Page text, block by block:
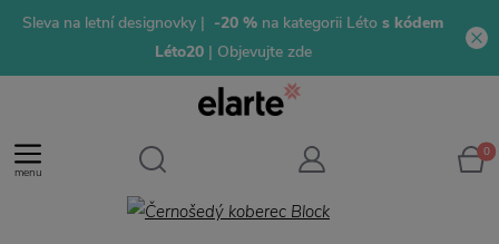
Sleva na letní designovky | -20 % na kategorii Léto s kódem
Léto20 | Objevujte zde
menu
0